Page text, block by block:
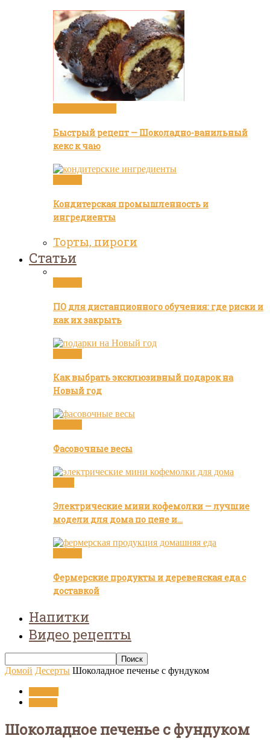
Быстрый рецепт — Шоколадно-ванильный
кекс к чаю
Кондитерская промышленность и
ингредиенты
Торты, пироги
Статьи
ПО для дистанционного обучения: где риски и
как их закрыть
Как выбрать эксклюзивный подарок на
Новый год
Фасовочные весы
Электрические мини кофемолки — лучшие
модели для дома по цене и…
Фермерские продукты и деревенская еда с
доставкой
Напитки
Видео рецепты
Домой Десерты Шоколадное печенье с фундуком
Шоколадное печенье с фундуком